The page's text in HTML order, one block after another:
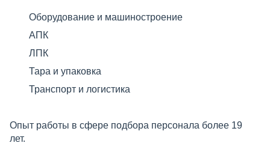
Оборудование и машиностроение
АПК
ЛПК
Тара и упаковка
Транспорт и логистика
Опыт работы в сфере подбора персонала более 19
лет.